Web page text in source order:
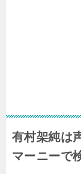
有村架純は
マーニーで